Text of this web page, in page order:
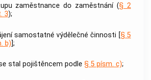
zaměstnance do zaměstnání(§ 2
3);
samostatné výdělečné činnosti [§ 5
b)];
stal pojištěncem podle § 5 písm. c);